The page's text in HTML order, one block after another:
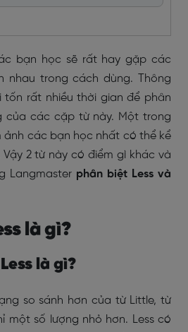
bạn học sẽ rất hay gặp các
nhau trong cách dùng. Thông
rất nhiều thời gian để phân
của các cặp từ này. Một trong
ảnh các bạn học nhất có thể kể
Vậy 2 từ này có điểm gì khác và
Langmaster phân biệt Less và
là gì?
là gì?
so sánh hơn của từ Little, từ
một số lượng nhỏ hơn. Less có